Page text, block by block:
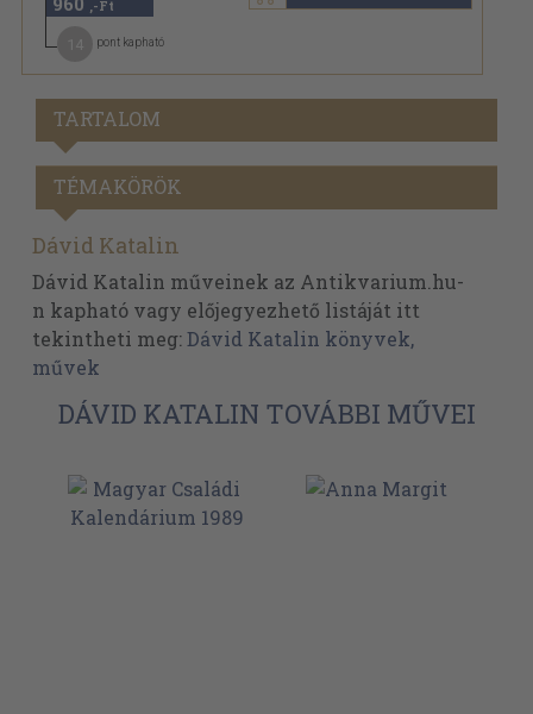
,-Ft
pont kapható
TARTALOM
TÉMAKÖRÖK
Dávid Katalin
Dávid Katalin műveinek az Antikvarium.hu-
n kapható vagy előjegyezhető listáját itt
tekintheti meg:Dávid Katalin könyvek,
művek
DÁVID KATALIN TOVÁBBI MŰVEI